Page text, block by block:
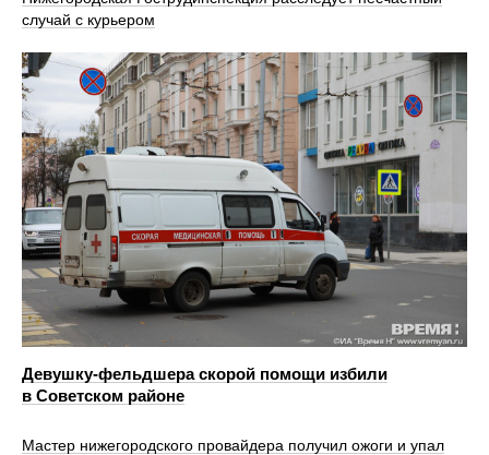
случай с курьером
Девушку-фельдшера скорой помощи избили
в Советском районе
Мастер нижегородского провайдера получил ожоги и упал